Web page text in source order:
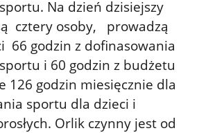
Na dzień dzisiejszy
cztery osoby, prowadzą
66 godzin z dofinasowania
i 60 godzin z budżetu
126 godzin miesięcznie dla
sportu dla dzieci i
Orlik czynny jest od